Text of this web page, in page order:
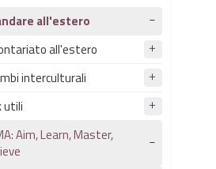
all'estero
all'estero
interculturali
utili
Aim, Learn, Master,